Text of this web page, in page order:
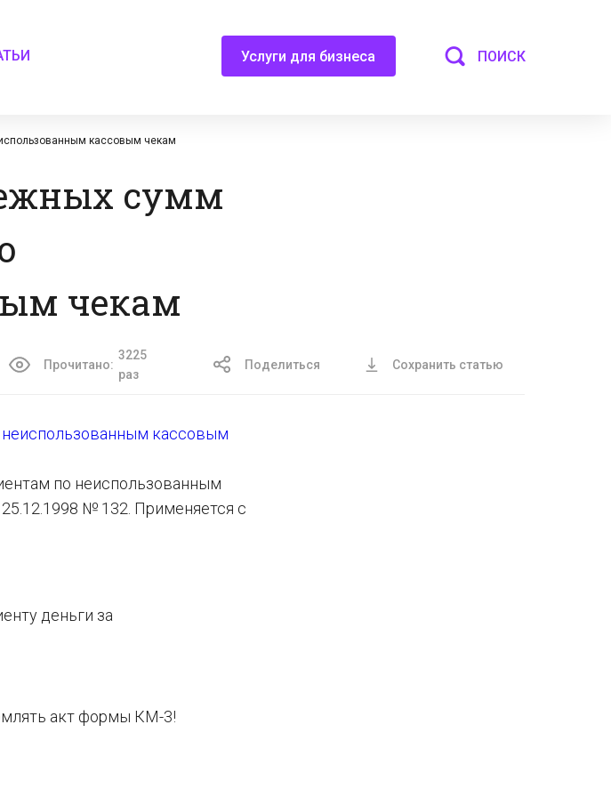
Услуги для бизнеса ПОИСК
кассовым чекам
сумм
чекам
Прочитано:
3225
раз
Поделиться Сохранить статью
неиспользованным кассовым
по неиспользованным
№ 132. Применяется с
деньги за
акт формы КМ-3!